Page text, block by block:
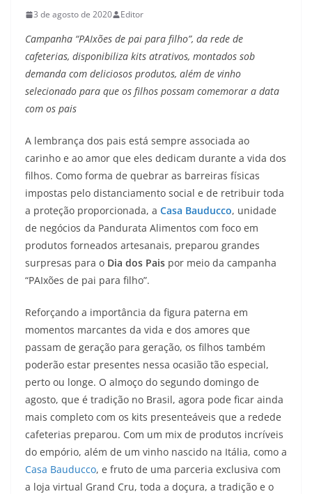
3 de agosto de 2020 Editor
Campanha “PAIxões de pai para filho”, da rede de
cafeterias, disponibiliza kits atrativos, montados sob
demanda com deliciosos produtos, além de vinho
selecionado para que os filhos possam comemorar a data
com os pais
A lembrança dos pais está sempre associada ao
carinho e ao amor que eles dedicam durante a vida dos
filhos. Como forma de quebrar as barreiras físicas
impostas pelo distanciamento social e de retribuir toda
a proteção proporcionada, a Casa Bauducco, unidade
de negócios da Pandurata Alimentos com foco em
produtos forneados artesanais, preparou grandes
surpresas para o Dia dos Pais por meio da campanha
“PAIxões de pai para filho”.
Reforçando a importância da figura paterna em
momentos marcantes da vida e dos amores que
passam de geração para geração, os filhos também
poderão estar presentes nessa ocasião tão especial,
perto ou longe. O almoço do segundo domingo de
agosto, que é tradição no Brasil, agora pode ficar ainda
mais completo com os kits presenteáveis que a redede
cafeterias preparou. Com um mix de produtos incríveis
do empório, além de um vinho nascido na Itália, como a
Casa Bauducco, e fruto de uma parceria exclusiva com
a loja virtual Grand Cru, toda a doçura, a tradição e o